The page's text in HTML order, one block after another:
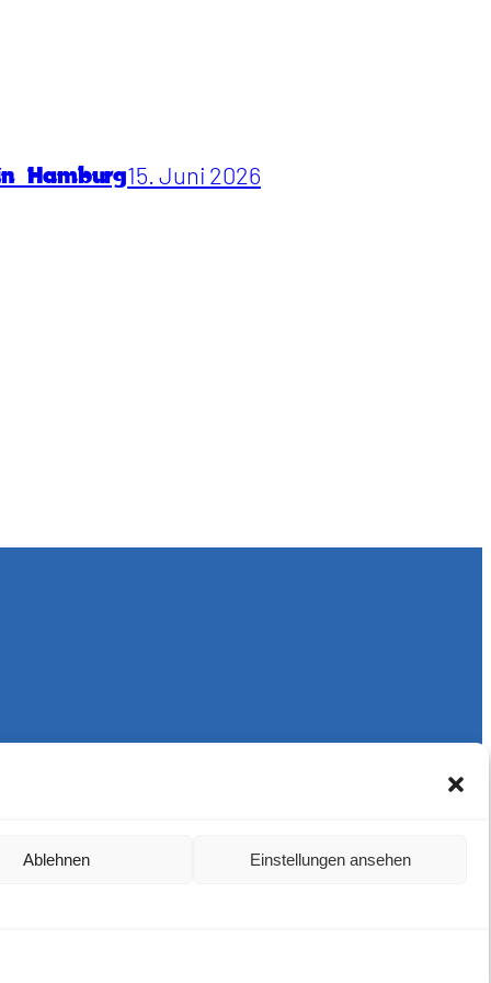
Ablehnen Einstellungen ansehen
Hamburg15. Juni 2026